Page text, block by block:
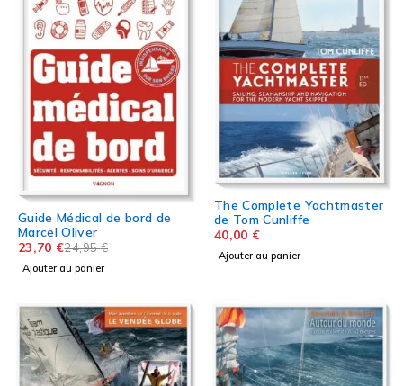
Guide Médical de bord de
Marcel Oliver
24,95€
23,70 €
Ajouter au panier
The Complete Yachtmaster
de Tom Cunliffe
40,00 €
Ajouter au panier